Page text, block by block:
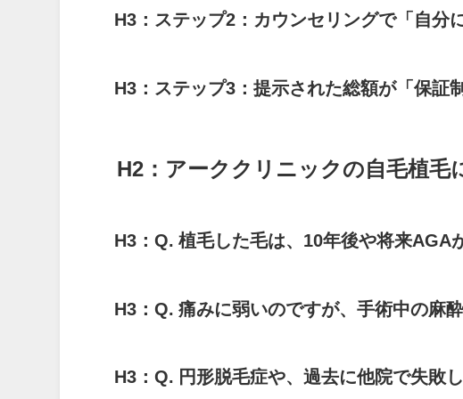
H3：ステップ2：カウンセリングで「自分
H3：ステップ3：提示された総額が「保証
H2：アーククリニックの自毛植毛
H3：Q. 植毛した毛は、10年後や将来AGA
H3：Q. 痛みに弱いのですが、手術中の麻
H3：Q. 円形脱毛症や、過去に他院で失敗